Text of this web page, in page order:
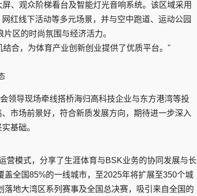
、观众阶梯看台及智能灯光音响系统。该区域采用
红线下活动等多元场景，并与空中跑道、运动公园
区的时尚氛围与经济活力。
合，为体育产业创新创业提供了优质平台。"
领导现场牵线搭桥海归高科技企业与东方港湾等投
市场前景好，符合新质发展方向，期待进一步深入
基础。
营模式，分享了生涯体育与BSK业务的协同发展与长
全国85%的一线城市，至2025年将扩展至350个城
地大湾区系列赛事及全国总决赛，吸引来自全国的